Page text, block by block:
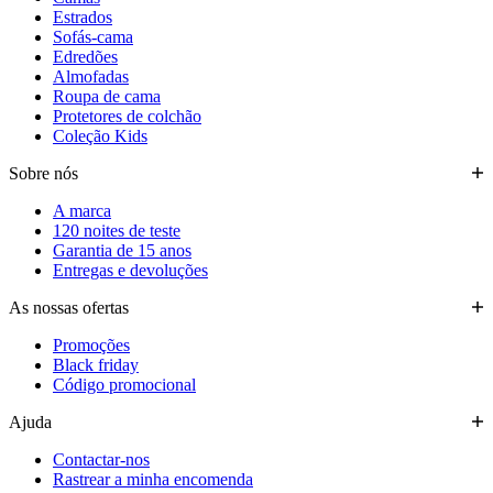
Estrados
Sofás-cama
Edredões
Almofadas
Roupa de cama
Protetores de colchão
Coleção Kids
Sobre nós
A marca
120 noites de teste
Garantia de 15 anos
Entregas e devoluções
As nossas ofertas
Promoções
Black friday
Código promocional
Ajuda
Contactar-nos
Rastrear a minha encomenda